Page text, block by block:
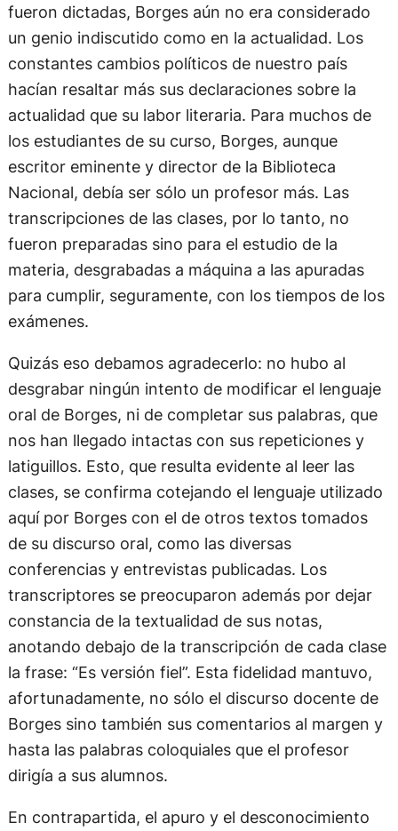
fueron dictadas, Borges aún no era considerado
un genio indiscutido como en la actualidad. Los
constantes cambios políticos de nuestro país
hacían resaltar más sus declaraciones sobre la
actualidad que su labor literaria. Para muchos de
los estudiantes de su curso, Borges, aunque
escritor eminente y director de la Biblioteca
Nacional, debía ser sólo un profesor más. Las
transcripciones de las clases, por lo tanto, no
fueron preparadas sino para el estudio de la
materia, desgrabadas a máquina a las apuradas
para cumplir, seguramente, con los tiempos de los
exámenes.
Quizás eso debamos agradecerlo: no hubo al
desgrabar ningún intento de modificar el lenguaje
oral de Borges, ni de completar sus palabras, que
nos han llegado intactas con sus repeticiones y
latiguillos. Esto, que resulta evidente al leer las
clases, se confirma cotejando el lenguaje utilizado
aquí por Borges con el de otros textos tomados
de su discurso oral, como las diversas
conferencias y entrevistas publicadas. Los
transcriptores se preocuparon además por dejar
constancia de la textualidad de sus notas,
anotando debajo de la transcripción de cada clase
la frase: “Es versión fiel”. Esta fidelidad mantuvo,
afortunadamente, no sólo el discurso docente de
Borges sino también sus comentarios al margen y
hasta las palabras coloquiales que el profesor
dirigía a sus alumnos.
En contrapartida, el apuro y el desconocimiento